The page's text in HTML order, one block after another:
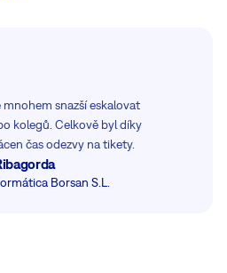
Borsan S.L.
snazší eskalovat
kolegů. Celkově byl díky
čas odezvy na tikety.